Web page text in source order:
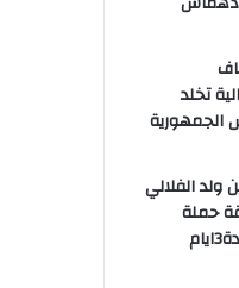
تخلد
الجمهورية
ولد الفلالي
حملة